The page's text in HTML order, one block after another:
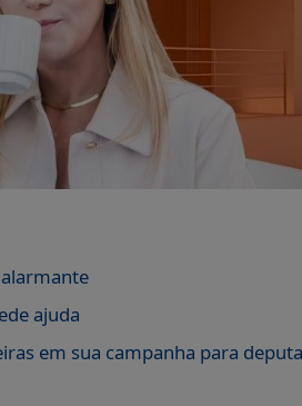
ajuda
em sua campanha para